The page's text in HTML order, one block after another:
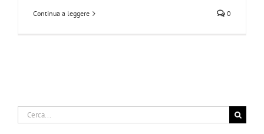
Continua a leggere 0
Cerca
per: